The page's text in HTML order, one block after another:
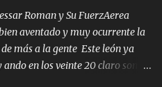
y com...
Roman y Su FuerzAerea
aventado y muy ocurrente la
más a la gente Este león ya
en los veinte 20 claro son